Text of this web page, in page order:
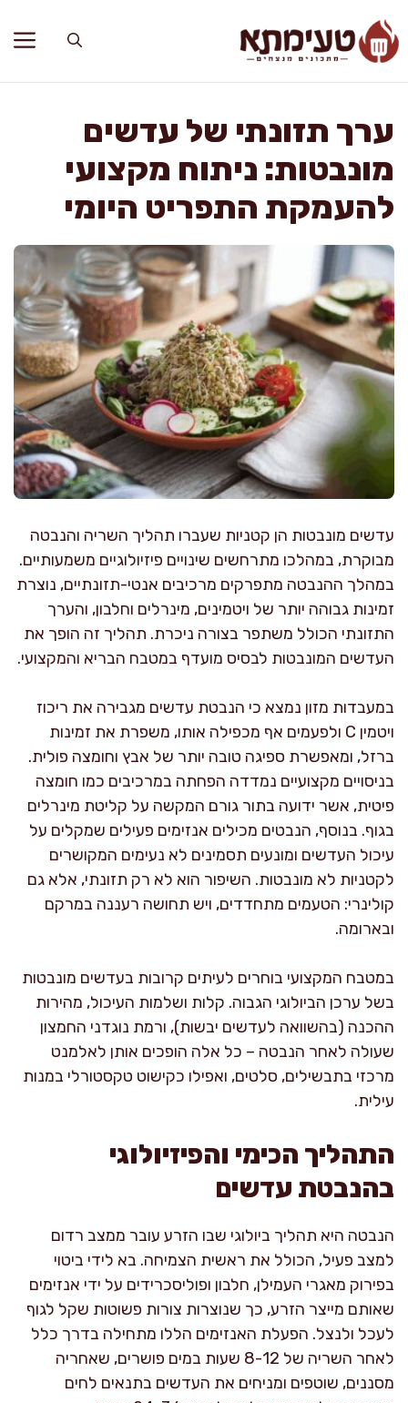
לתוכן
ערך תזונתי של עדשים
מונבטות: ניתוח מקצועי
להעמקת התפריט היומי
עדשים מונבטות הן קטניות שעברו תהליך השריה והנבטה
מבוקרת, במהלכו מתרחשים שינויים פיזיולוגיים משמעותיים.
במהלך ההנבטה מתפרקים מרכיבים אנטי-תזונתיים, נוצרת
זמינות גבוהה יותר של ויטמינים, מינרלים וחלבון, והערך
התזונתי הכולל משתפר בצורה ניכרת. תהליך זה הופך את
העדשים המונבטות לבסיס מועדף במטבח הבריא והמקצועי.
במעבדות מזון נמצא כי הנבטת עדשים מגבירה את ריכוז
ויטמין C ולפעמים אף מכפילה אותו, משפרת את זמינות
ברזל, ומאפשרת ספיגה טובה יותר של אבץ וחומצה פולית.
בניסויים מקצועיים נמדדה הפחתה במרכיבים כמו חומצה
פיטית, אשר ידועה בתור גורם המקשה על קליטת מינרלים
בגוף. בנוסף, הנבטים מכילים אנזימים פעילים שמקלים על
עיכול העדשים ומונעים תסמינים לא נעימים המקושרים
לקטניות לא מונבטות. השיפור הוא לא רק תזונתי, אלא גם
קולינרי: הטעמים מתחדדים, ויש תחושה רעננה במרקם
ובארומה.
במטבח המקצועי בוחרים לעיתים קרובות בעדשים מונבטות
בשל ערכן הביולוגי הגבוה. קלות ושלמות העיכול, מהירות
ההכנה (בהשוואה לעדשים יבשות), ורמת נוגדני החמצון
שעולה לאחר הנבטה – כל אלה הופכים אותן לאלמנט
מרכזי בתבשילים, סלטים, ואפילו כקישוט טקסטורלי במנות
עילית.
התהליך הכימי והפיזיולוגי
בהנבטת עדשים
הנבטה היא תהליך ביולוגי שבו הזרע עובר ממצב רדום
למצב פעיל, הכולל את ראשית הצמיחה. בא לידי ביטוי
בפירוק מאגרי העמילן, חלבון ופוליסכרידים על ידי אנזימים
שאותם מייצר הזרע, כך שנוצרות צורות פשוטות שקל לגוף
לעכל ולנצל. הפעלת האנזימים הללו מתחילה בדרך כלל
לאחר השריה של 8-12 שעות במים פושרים, שאחריה
מסננים, שוטפים ומניחים את העדשים בתנאים לחים